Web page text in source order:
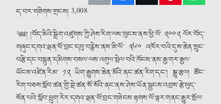
ད་བར་གཟིགས་གྲངས། 3,008
༄༅། །བོད་མིའི་སྒྲིག་འཛུགས་ཀྱི་ཤེས་རིག་ལས་ཁུངས་ནས་ཕྱི་ལོ་ ༢༠༠༢ ལོར་བོད་
གཞུང་དགའ་ལྡན་ཕོ་བྲང་དབུ་བརྙེས་ནས་མི་ལོ་ ༣༦༠ འཁོར་བའི་དུས་ཆེན་སྲུང་
བརྩི་དང་བསྟུན་དམིགས་བསལ་ལས་འགུལ་སྤེལ་བའི་ཁོངས་ནས་རྒྱ་གར་རྒྱལ་
ཡོངས་འཛིན་རིམ་ ༡༢ ཡིག་རྒྱུགས་ཆེན་མོའི་ནང་ཚན་རིག་དང་། སྒྱུ་རྩལ། ཚོང་
རིག་བཅས་སློབ་ཚན་གྱི་སྡེ་ཚན་སོ་སོའི་ནང་ནས་ཤེས་ཡོན་སྦྱངས་འབྲས་རྩེ་ཕུད་
སོན་པའི་སློབ་ཕྲུག་རེར་དགའ་ལྡན་ཕོ་བྲང་གཟེངས་རྟགས་ལོ་ལྟར་གནང་རྒྱུར་སྲོལ་